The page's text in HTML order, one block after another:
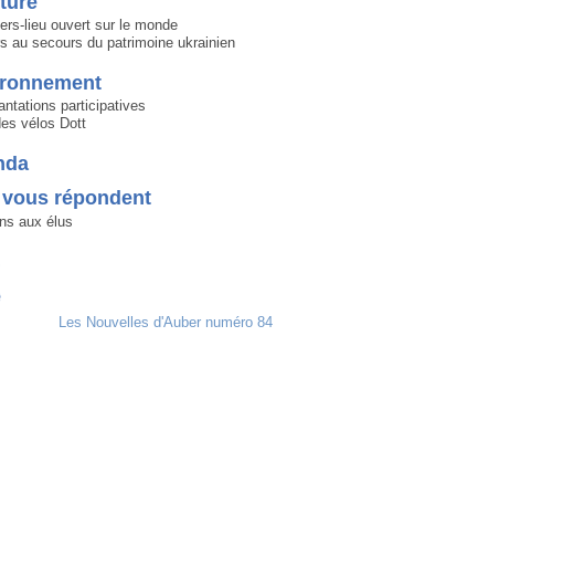
lieu ouvert sur le monde
au secours du patrimoine ukrainien
participatives
vélos Dott
répondent
aux élus
Les Nouvelles d'Auber numéro 84